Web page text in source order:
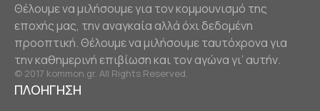
Θέλουμε να μιλήσουμε για τον κομμουνισμό της
εποχής μας, την αναγκαία αλλά όχι δεδομένη
προοπτική. Θέλουμε να μιλήσουμε ταυτόχρονα για
την καθημερινή επιβίωση και τον αγώνα γι’ αυτήν.
© 2017 kommon.gr. All Rights Reserved.
ΠΛΟΗΓΗΣΗ